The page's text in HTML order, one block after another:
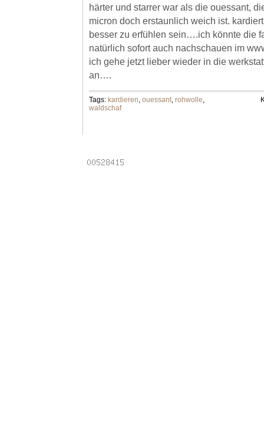
härter und starrer war als die ouessant,
micron doch erstaunlich weich ist.
besser zu erfühlen sein….ich könnte die
natürlich sofort auch nachschauen im
ich gehe jetzt lieber wieder in die
an….
Tags: kardieren, ouessant, rohwolle,
waldschaf